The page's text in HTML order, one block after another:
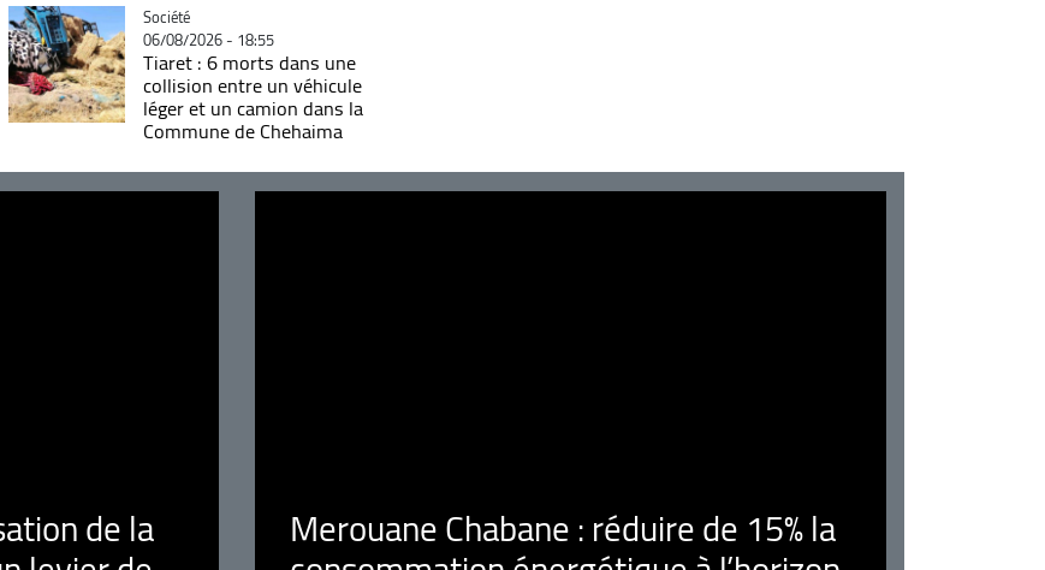
Catégorie
Société
06/08/2026 - 18:55
Tiaret : 6 morts dans une
collision entre un véhicule
léger et un camion dans la
Commune de Chehaima
de la Merouane Chabane : réduire de 15% la